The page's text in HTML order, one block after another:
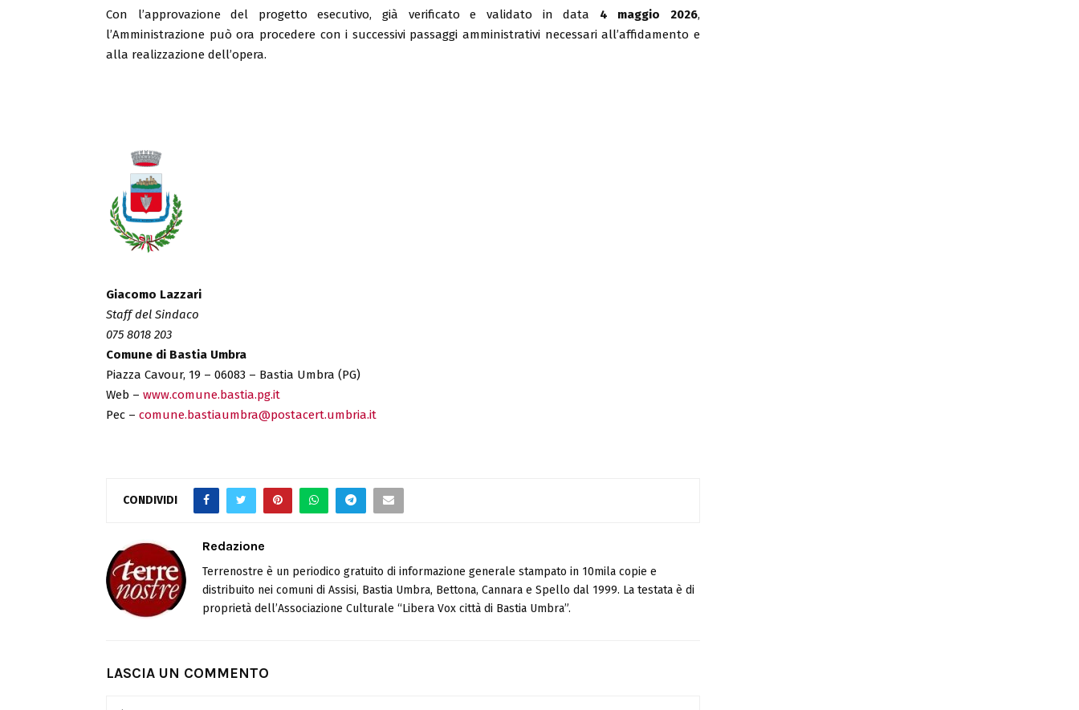
Con l’approvazione del progetto esecutivo, già verificato e validato in data 4 maggio 2026,
l’Amministrazione può ora procedere con i successivi passaggi amministrativi necessari all’affidamento e
alla realizzazione dell’opera.
Giacomo Lazzari
Staff del Sindaco
075 8018 203
Comune di Bastia Umbra
Piazza Cavour, 19 – 06083 – Bastia Umbra (PG)
Web – www.comune.bastia.pg.it
Pec – comune.bastiaumbra@postacert.umbria.it
CONDIVIDI
Redazione
Terrenostre è un periodico gratuito di informazione generale stampato in 10mila copie e
distribuito nei comuni di Assisi, Bastia Umbra, Bettona, Cannara e Spello dal 1999. La testata è di
proprietà dell’Associazione Culturale “Libera Vox città di Bastia Umbra”.
LASCIA UN COMMENTO